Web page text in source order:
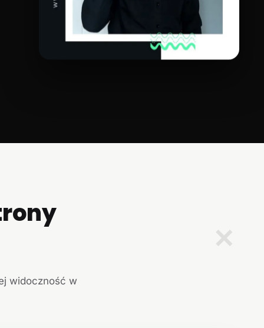
✕
widoczność w